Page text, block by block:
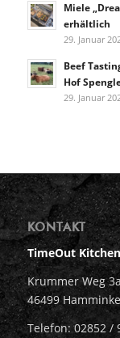
Miele
erhältlich
29. Januar
Beef
Hof
29. Januar
KONTAKT
TimeOut Kitchen
Krummer Weg
46499
Telefon: 02852 /